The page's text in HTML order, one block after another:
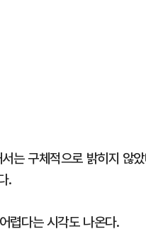
는 구체적으로 밝히지 않
.
렵다는 시각도 나온다.